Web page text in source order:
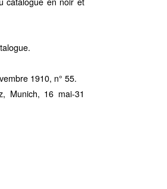
1910, n° 55.
Munich, 16 mai-31